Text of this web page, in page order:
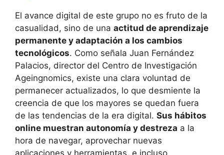
El avance digital de este grupo no es fruto de la
casualidad, sino de una actitud de aprendizaje
permanente y adaptación a los cambios
tecnológicos. Como señala Juan Fernández
Palacios, director del Centro de Investigación
Ageingnomics, existe una clara voluntad de
permanecer actualizados, lo que desmiente la
creencia de que los mayores se quedan fuera
de las tendencias de la era digital. Sus hábitos
online muestran autonomía y destreza a la
hora de navegar, aprovechar nuevas
aplicaciones y herramientas, e incluso